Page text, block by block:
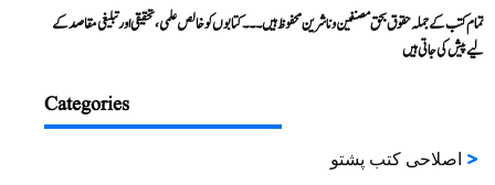
تمام کتب کے جملہ حقوق بحق مصنفین و ناشرین محفوظ ہیں۔۔۔ کتابوں کو خالص علمی، تحقیقی اور تبلیغی مقاصد کے
لیے پیش کی جاتی ہیں
Categories
اصلاحی کتب پشتو